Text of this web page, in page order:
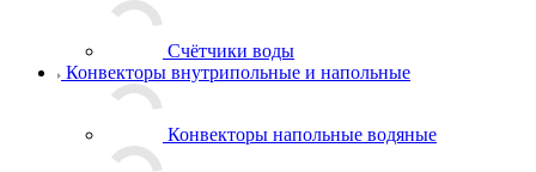
Счётчики воды
Конвекторы внутрипольные и напольные
Конвекторы напольные водяные